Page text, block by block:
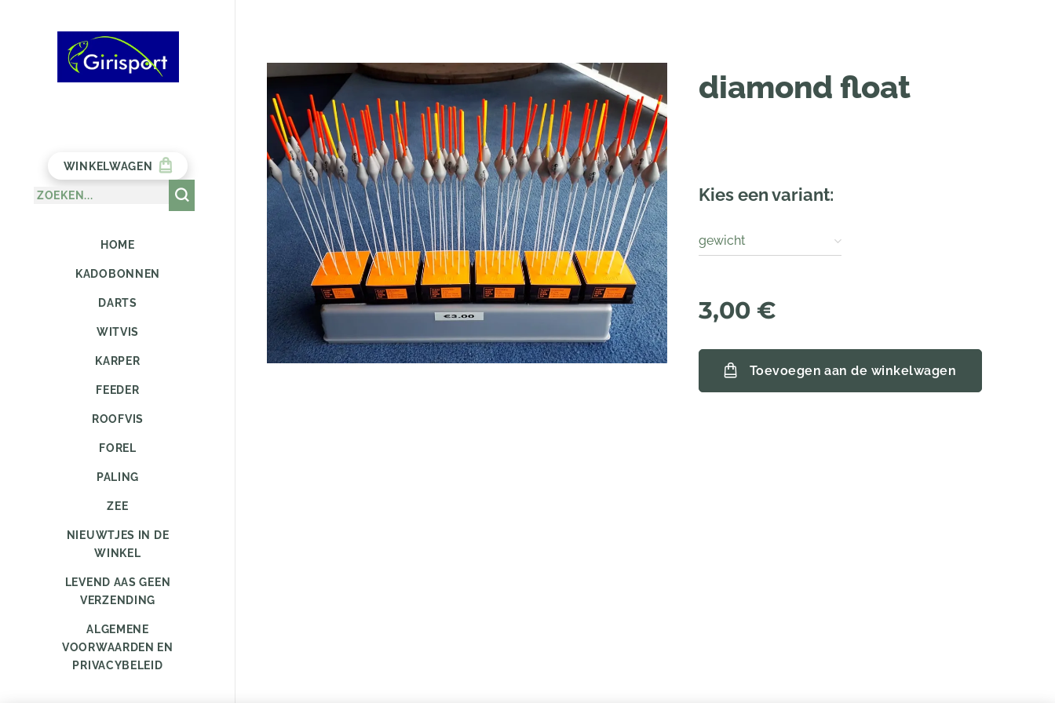
WINKELWAGEN
HOME
KADOBONNEN
DARTS
WITVIS
KARPER
FEEDER
ROOFVIS
FOREL
PALING
ZEE
NIEUWTJES IN DE
WINKEL
LEVEND AAS GEEN
VERZENDING
ALGEMENE
VOORWAARDEN EN
PRIVACYBELEID
diamond float
Kies een variant:
gewicht
3,00 €
Toevoegen aan de winkelwagen